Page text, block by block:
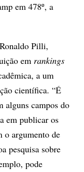
em 478º, a
Pilli,
em rankings
a um
científica. “É
alguns campos do
em publicar os
o argumento de
pesquisa sobre
pode